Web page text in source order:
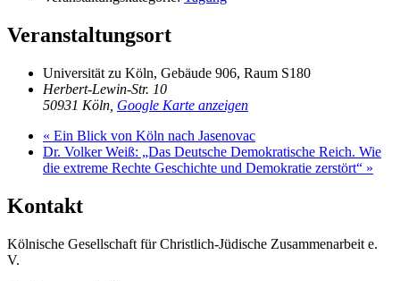
Veranstaltungsort
Universität zu Köln, Gebäude 906, Raum S180
Herbert-Lewin-Str. 10
50931 Köln Google Karte anzeigen
« Ein Blick von Köln nach Jasenovac
Dr. Volker Weiß: „Das Deutsche Demokratische Reich. Wie
die extreme Rechte Geschichte und Demokratie zerstört“ »
Kontakt
Kölnische Gesellschaft für Christlich-Jüdische Zusammenarbeit e.
V.